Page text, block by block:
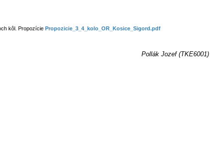
kôl. Propozície Propozicie_3_4_kolo_OR_Kosice_Sigord.pdf
Pollák Jozef (TKE6001)